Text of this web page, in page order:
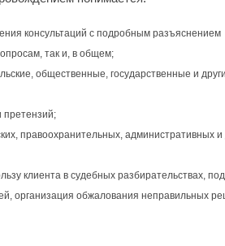
консультаций с подробным разъяснением
так и, в общем;
общественные, государственные и
претензий;
правоохранительных, административных и
клиента в судебных разбирательствах,
организация обжалования неправильных